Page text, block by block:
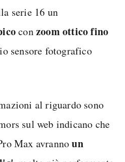
serie 16 un
conzoom ottico fino
sensore fotografico
al riguardo sono
sul web indicano che
Max avrannoun